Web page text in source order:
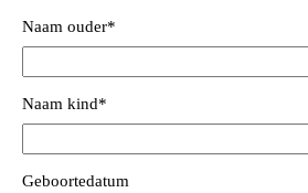
Naam ouder*
Naam kind*
Geboortedatum